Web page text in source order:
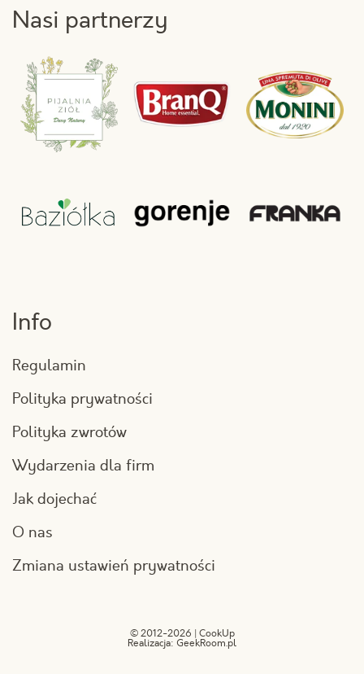
Nasi partnerzy
Info
Regulamin
Polityka prywatności
Polityka zwrotów
Wydarzenia dla firm
Jak dojechać
O nas
Zmiana ustawień prywatności
© 2012-2026 | CookUp
Realizacja: GeekRoom.pl